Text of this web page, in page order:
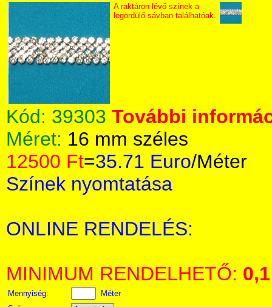
A raktáron lévő színek a
legördülő sávban találhatóak.
Kód: 39303 További
Méret: 16 mm széles
12500 Ft=35.71 Euro/Méter
Színek nyomtatása
ONLINE RENDELÉS:
MINIMUM RENDELHETŐ: 0,1
Mennyiség:
Méter